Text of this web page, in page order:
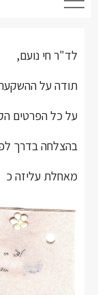
לד"ר חי נועם,
תודה על
על כל הפרטים
בהצלחה בדרך
מאחלת עליזה כ